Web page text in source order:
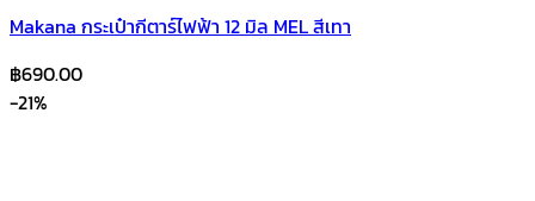
Makana กระเป๋ากีตาร์ไฟฟ้า 12 มิล MEL สีเทา
฿690.00
-21%